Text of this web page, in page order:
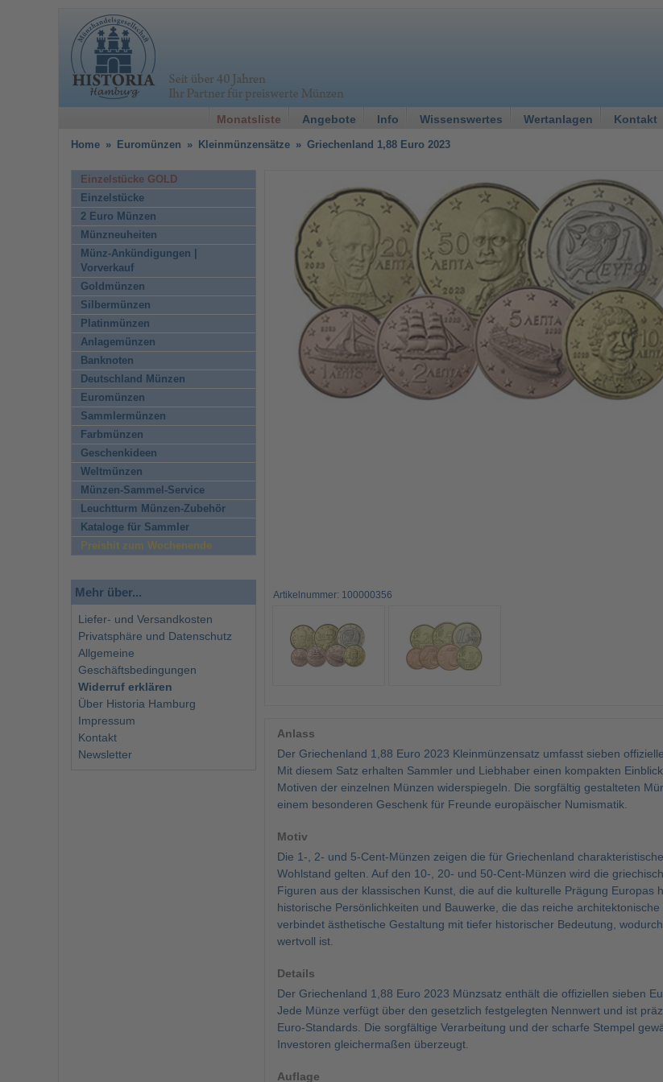
Monatsliste Angebote Info Wissenswertes Wertanlagen Kontakt
Home » Euromünzen » Kleinmünzensätze » Griechenland 1,88 Euro 2023
Artikelnummer: 100000356
Anlass
Der Griechenland 1,88 Euro 2023 Kleinmünzensatz umfasst sieben
Mit diesem Satz erhalten Sammler und Liebhaber einen kompakten
Motiven der einzelnen Münzen widerspiegeln. Die sorgfältig gestalteten
einem besonderen Geschenk für Freunde europäischer Numismatik.
Motiv
Die 1-, 2- und 5-Cent-Münzen zeigen die für Griechenland
Wohlstand gelten. Auf den 10-, 20- und 50-Cent-Münzen wird die
Figuren aus der klassischen Kunst, die auf die kulturelle Prägung
historische Persönlichkeiten und Bauwerke, die das reiche
verbindet ästhetische Gestaltung mit tiefer historischer Bedeutung,
wertvoll ist.
Details
Der Griechenland 1,88 Euro 2023 Münzsatz enthält die offiziellen sieben
Jede Münze verfügt über den gesetzlich festgelegten Nennwert und ist
Euro-Standards. Die sorgfältige Verarbeitung und der scharfe Stempel
Investoren gleichermaßen überzeugt.
Auflage
Einzelstücke GOLD
Einzelstücke
2 Euro Münzen
Münzneuheiten
Münz-Ankündigungen |
Vorverkauf
Goldmünzen
Silbermünzen
Platinmünzen
Anlagemünzen
Banknoten
Deutschland Münzen
Euromünzen
Sammlermünzen
Farbmünzen
Geschenkideen
Weltmünzen
Münzen-Sammel-Service
Leuchtturm Münzen-Zubehör
Kataloge für Sammler
Preishit zum Wochenende
Mehr über...
Liefer- und Versandkosten
Privatsphäre und Datenschutz
Allgemeine
Geschäftsbedingungen
Widerruf erklären
Über Historia Hamburg
Impressum
Kontakt
Newsletter